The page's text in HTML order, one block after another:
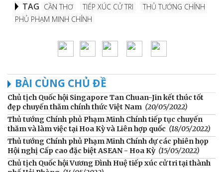
TAG CẦN THƠ TIẾP XÚC CỬ TRI
THỦ TƯỚNG CHÍNH
PHỦ PHẠM MINH CHÍNH
BÀI CÙNG CHỦ ĐỀ
Chủ tịch Quốc hội Singapore Tan Chuan-Jin kết thúc tốt
đẹp chuyến thăm chính thức Việt Nam (20/05/2022)
Thủ tướng Chính phủ Phạm Minh Chính tiếp tục chuyến
thăm và làm việc tại Hoa Kỳ và Liên hợp quốc (18/05/2022)
Thủ tướng Chính phủ Phạm Minh Chính dự các phiên họp
Hội nghị Cấp cao đặc biệt ASEAN - Hoa Kỳ (15/05/2022)
Chủ tịch Quốc hội Vương Đình Huệ tiếp xúc cử tri tại thành